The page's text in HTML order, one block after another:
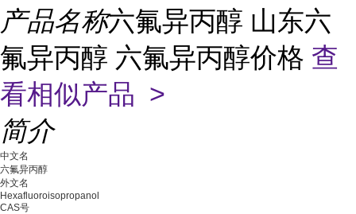
产品名称六氟异丙醇 山东六
氟异丙醇 六氟异丙醇价格 查
看相似产品 >
简介
中文名
六氟异丙醇
外文名
Hexafluoroisopropanol
CAS号